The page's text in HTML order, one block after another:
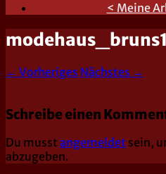
< Meine
← Vorheriges Nächstes →
Schreibe einen
Du musst angemeldet sein,
abzugeben.